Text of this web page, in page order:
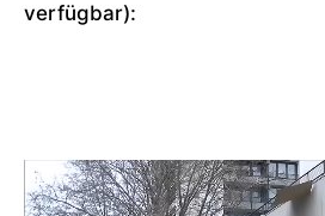
verfügbar):